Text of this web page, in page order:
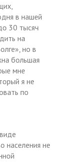
в нашей
30 тысяч
на
но в
большая
мне
я не
по
населения не